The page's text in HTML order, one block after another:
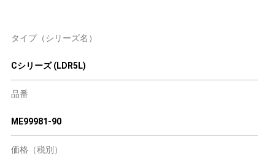
タイプ（シリーズ名）
Cシリーズ (LDR5L)
品番
ME99981-90
価格（税別）